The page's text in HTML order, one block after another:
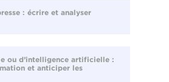
: écrire et analyser
ou d’intelligence artificielle :
et anticiper les